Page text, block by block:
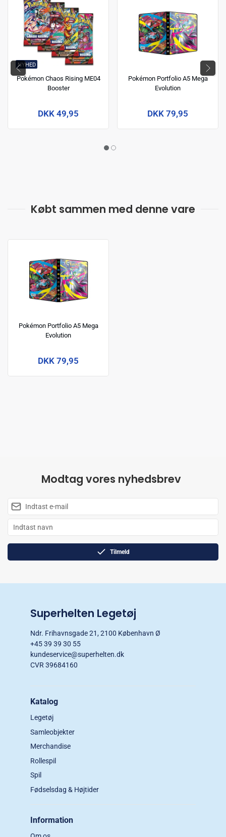
NYHED
Pokémon Chaos Rising ME04
Booster
DKK 49,95
Pokémon Portfolio A5 Mega
Evolution
DKK 79,95
Købt sammen med denne vare
Pokémon Portfolio A5 Mega
Evolution
DKK 79,95
Modtag vores nyhedsbrev
Tilmeld
Superhelten Legetøj
Ndr. Frihavnsgade 21, 2100 København Ø
+45 39 39 30 55
kundeservice@superhelten.dk
CVR 39684160
Katalog
Legetøj
Samleobjekter
Merchandise
Rollespil
Spil
Fødselsdag & Højtider
Information